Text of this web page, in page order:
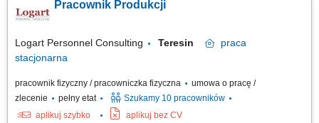
kompletowanie i wydawanie towarów; Prawidłowe rozmieszczanie
asortymentu w strefie magazynu; Dbanie o porządek i czystość na
Pracownik Produkcji
Logart Personnel Consulting Teresin
praca
stacjonarna
pracownik fizyczny / pracowniczka fizyczna
umowa o pracę /
zlecenie
pełny etat
Szukamy 10 pracowników
aplikuj szybko
aplikuj bez CV